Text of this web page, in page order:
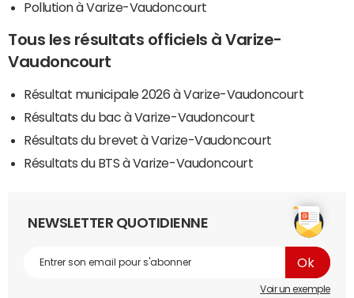
Pollution à Varize-Vaudoncourt
Tous les résultats officiels à Varize-
Vaudoncourt
Résultat municipale 2026 à Varize-Vaudoncourt
Résultats du bac à Varize-Vaudoncourt
Résultats du brevet à Varize-Vaudoncourt
Résultats du BTS à Varize-Vaudoncourt
NEWSLETTER QUOTIDIENNE
Voir un exemple